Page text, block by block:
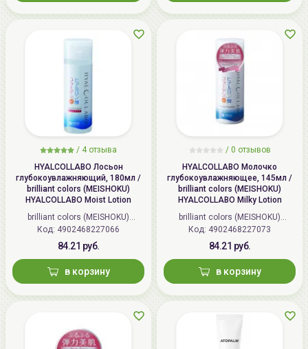
/ 4 отзыва
HYALCOLLABO Лосьон
глубокоувлажняющий, 180мл /
brilliant colors (MEISHOKU)
HYALCOLLABO Moist Lotion
brilliant colors (MEISHOKU)
(Япония)
Код: 4902468227066
84.21 руб.
в корзину
/ 0 отзывов
HYALCOLLABO Молочко
глубокоувлажняющее, 145мл /
brilliant colors (MEISHOKU)
HYALCOLLABO Milky Lotion
brilliant colors (MEISHOKU)
(Япония)
Код: 4902468227073
84.21 руб.
в корзину